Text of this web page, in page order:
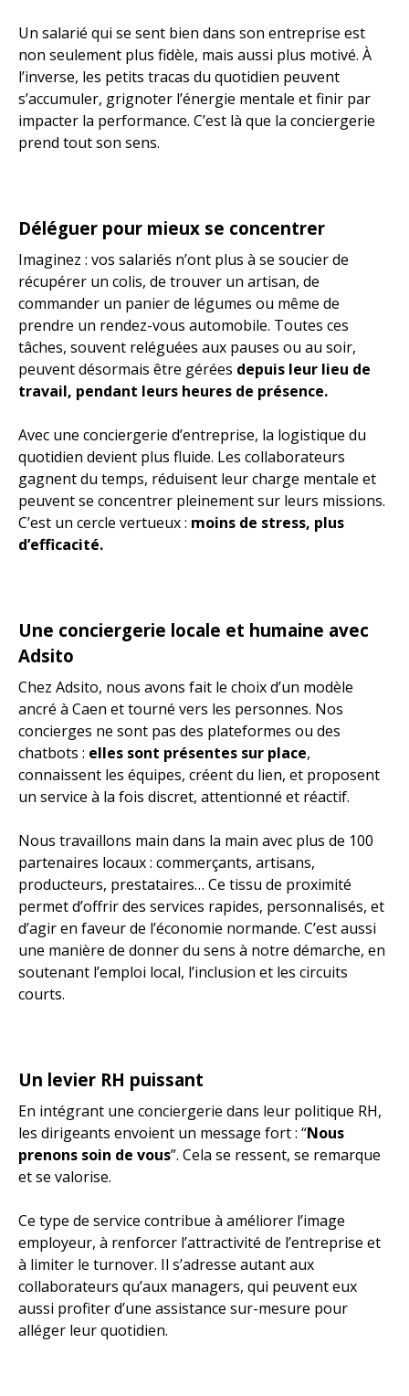
Un salarié qui se sent bien dans son entreprise est
non seulement plus fidèle, mais aussi plus motivé. À
l’inverse, les petits tracas du quotidien peuvent
s’accumuler, grignoter l’énergie mentale et finir par
impacter la performance. C’est là que la conciergerie
prend tout son sens.
Déléguer pour mieux se concentrer
Imaginez : vos salariés n’ont plus à se soucier de
récupérer un colis, de trouver un artisan, de
commander un panier de légumes ou même de
prendre un rendez-vous automobile. Toutes ces
tâches, souvent reléguées aux pauses ou au soir,
peuvent désormais être gérées depuis leur lieu de
travail, pendant leurs heures de présence.
Avec une conciergerie d’entreprise, la logistique du
quotidien devient plus fluide. Les collaborateurs
gagnent du temps, réduisent leur charge mentale et
peuvent se concentrer pleinement sur leurs missions.
C’est un cercle vertueux : moins de stress, plus
d’efficacité.
Une conciergerie locale et humaine avec
Adsito
Chez Adsito, nous avons fait le choix d’un modèle
ancré à Caen et tourné vers les personnes. Nos
concierges ne sont pas des plateformes ou des
chatbots : elles sont présentes sur place,
connaissent les équipes, créent du lien, et proposent
un service à la fois discret, attentionné et réactif.
Nous travaillons main dans la main avec plus de 100
partenaires locaux : commerçants, artisans,
producteurs, prestataires… Ce tissu de proximité
permet d’offrir des services rapides, personnalisés, et
d’agir en faveur de l’économie normande. C’est aussi
une manière de donner du sens à notre démarche, en
soutenant l’emploi local, l’inclusion et les circuits
courts.
Un levier RH puissant
En intégrant une conciergerie dans leur politique RH,
les dirigeants envoient un message fort : “Nous
prenons soin de vous”. Cela se ressent, se remarque
et se valorise.
Ce type de service contribue à améliorer l’image
employeur, à renforcer l’attractivité de l’entreprise et
à limiter le turnover. Il s’adresse autant aux
collaborateurs qu’aux managers, qui peuvent eux
aussi profiter d’une assistance sur-mesure pour
alléger leur quotidien.